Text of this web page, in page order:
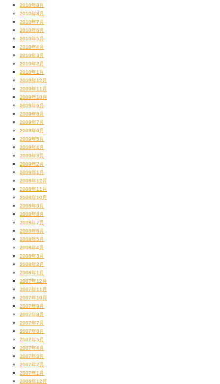
2010年9月
2010年8月
2010年7月
2010年6月
2010年5月
2010年4月
2010年3月
2010年2月
2010年1月
2009年12月
2009年11月
2009年10月
2009年9月
2009年8月
2009年7月
2009年6月
2009年5月
2009年4月
2009年3月
2009年2月
2009年1月
2008年12月
2008年11月
2008年10月
2008年9月
2008年8月
2008年7月
2008年6月
2008年5月
2008年4月
2008年3月
2008年2月
2008年1月
2007年12月
2007年11月
2007年10月
2007年9月
2007年8月
2007年7月
2007年6月
2007年5月
2007年4月
2007年3月
2007年2月
2007年1月
2006年12月